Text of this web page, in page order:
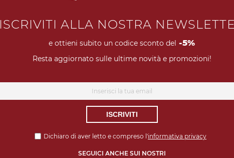
ISCRIVITI ALLA NOSTRA
e ottieni subito un codice sconto del -5%
Resta aggiornato sulle ultime novità e promozioni!
ISCRIVITI
Dichiaro di aver letto e compreso l'informativa privacy
SEGUICI ANCHE SUI NOSTRI